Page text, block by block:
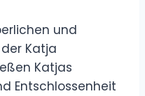
und
Katja
Katjas
Entschlossenheit